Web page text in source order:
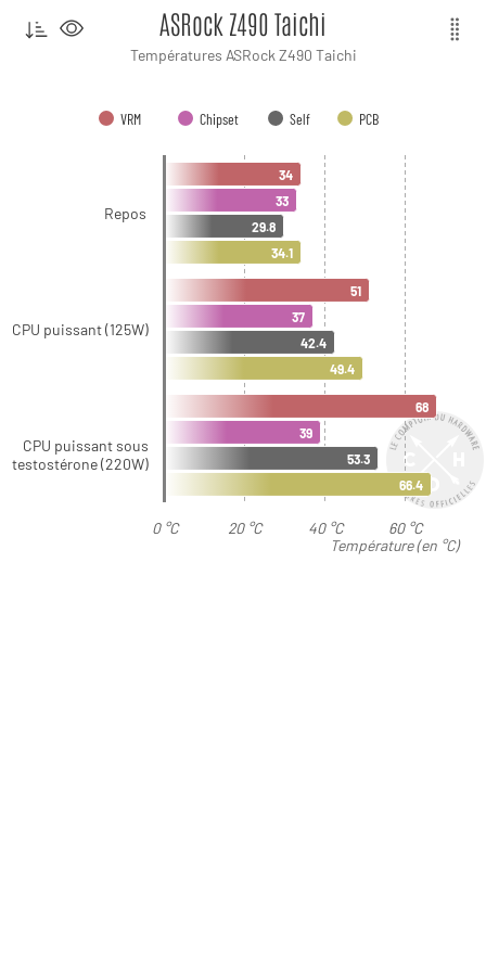
Température (en °C)
ASRock Z490 Taichi
Températures ASRock Z490 Taichi
VRM Chipset Self PCB
0 °C 20 °C 40 °C 60 °C
Repos
CPU puissant (125W)
CPU puissant sous
testostérone (220W)
34
51
68
33
37
39
29.8
42.4
53.3
34.1
49.4
66.4